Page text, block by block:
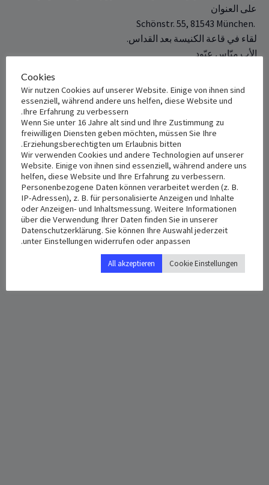
على ‏‏العنوان‎
Schönstr. 55, 81543 München. ‎
لقاء في قاعة الكنيسة بعد القداس‎.‎
الأب ميّاس عبّود
+ Add to iCalendar
DETAILS
يناير 28, 2024
Time:
VENUE
Kathedrale Maria Schutz und
St. Andreas
‎Schönstr. 55
München,81543 Germany+
Google Map
Cookies
Wir nutzen Cookies auf unserer Website. Einige von ihnen sind
essenziell, während andere uns helfen, diese Website und
Ihre Erfahrung zu verbessern.
Wenn Sie unter 16 Jahre alt sind und Ihre Zustimmung zu
freiwilligen Diensten geben möchten, müssen Sie Ihre
Erziehungsberechtigten um Erlaubnis bitten.
Wir verwenden Cookies und andere Technologien auf unserer
Website. Einige von ihnen sind essenziell, während andere uns
helfen, diese Website und Ihre Erfahrung zu verbessern.
Personenbezogene Daten können verarbeitet werden (z. B.
IP-Adressen), z. B. für personalisierte Anzeigen und Inhalte
oder Anzeigen- und Inhaltsmessung. Weitere Informationen
über die Verwendung Ihrer Daten finden Sie in unserer
Datenschutzerklärung. Sie können Ihre Auswahl jederzeit
unter Einstellungen widerrufen oder anpassen.
Cookie Einstellungen
All akzeptieren